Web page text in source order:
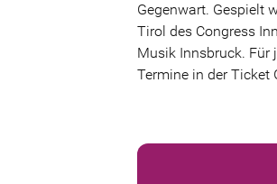
Gegenwart. Gespielt
Tirol des Congress
Musik Innsbruck. Für
Termine in der Ticket